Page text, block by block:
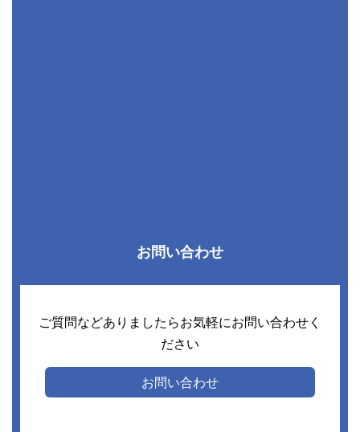
お問い合わせ
ご質問などありましたらお気軽にお問い合わせく
ださい
お問い合わせ